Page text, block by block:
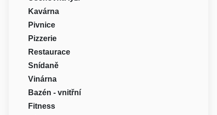
Kavárna
Pivnice
Pizzerie
Restaurace
Snídaně
Vinárna
Bazén - vnitřní
Fitness